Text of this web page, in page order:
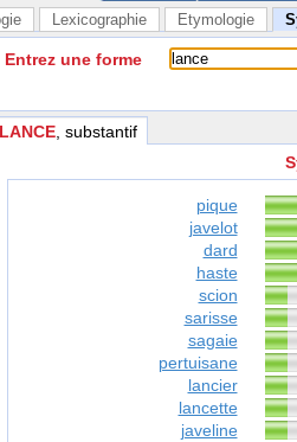
Lexicographie Etymologie
Entrez une forme
LANCE , substantif
pique
javelot
dard
haste
scion
sarisse
sagaie
pertuisane
lancier
lancette
javeline